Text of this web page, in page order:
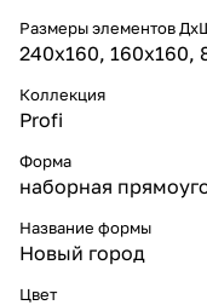
Размеры элементов
240x160, 160x160,
Коллекция
Profi
Форма
наборная
Название формы
Новый город
Цвет